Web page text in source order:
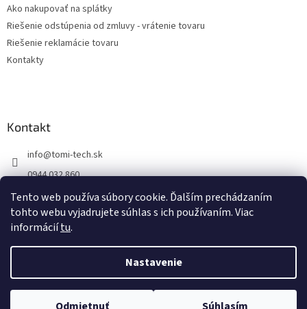
Tento web používa súbory cookie. Ďalším prechádzaním
tohto webu vyjadrujete súhlas s ich používaním. Viac
informáciítu.
Nastavenie
Ako nakupovať na splátky
Riešenie odstúpenia od zmluvy - vrátenie tovaru
Riešenie reklamácie tovaru
Kontakty
Kontakt
info@tomi-tech.sk
0944 032 860
https://www.facebook.com/tomitechsk/
tomi__tech/
Vytvoril Shoptet